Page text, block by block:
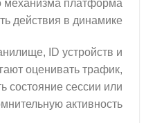
механизма платформа
действия в динамике.
ID устройств и
оценивать трафик,
состояние сессии или
активность.